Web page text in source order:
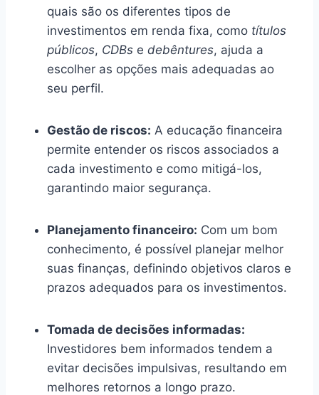
quais são os diferentes tipos de
investimentos em renda fixa, como títulos
públicos, CDBs e debêntures, ajuda a
escolher as opções mais adequadas ao
seu perfil.
Gestão de riscos: A educação financeira
permite entender os riscos associados a
cada investimento e como mitigá-los,
garantindo maior segurança.
Planejamento financeiro: Com um bom
conhecimento, é possível planejar melhor
suas finanças, definindo objetivos claros e
prazos adequados para os investimentos.
Tomada de decisões informadas:
Investidores bem informados tendem a
evitar decisões impulsivas, resultando em
melhores retornos a longo prazo.